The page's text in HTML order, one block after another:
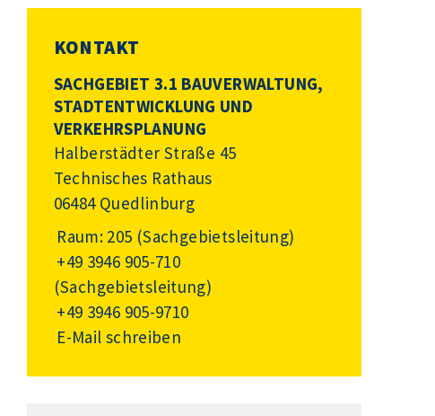
KONTAKT
SACHGEBIET 3.1 BAUVERWALTUNG,
STADTENTWICKLUNG UND
VERKEHRSPLANUNG
Halberstädter Straße 45
Technisches Rathaus
06484 Quedlinburg
Raum: 205 (Sachgebietsleitung)
+49 3946 905-710
(Sachgebietsleitung)
+49 3946 905-9710
E-Mail schreiben